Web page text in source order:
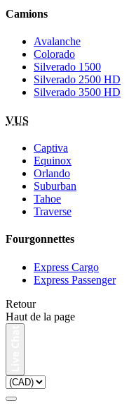
Camions
Avalanche
Colorado
Silverado 1500
Silverado 2500 HD
Silverado 3500 HD
VUS
Captiva
Equinox
Orlando
Suburban
Tahoe
Traverse
Fourgonnettes
Express Cargo
Express Passenger
Retour
Haut de la page